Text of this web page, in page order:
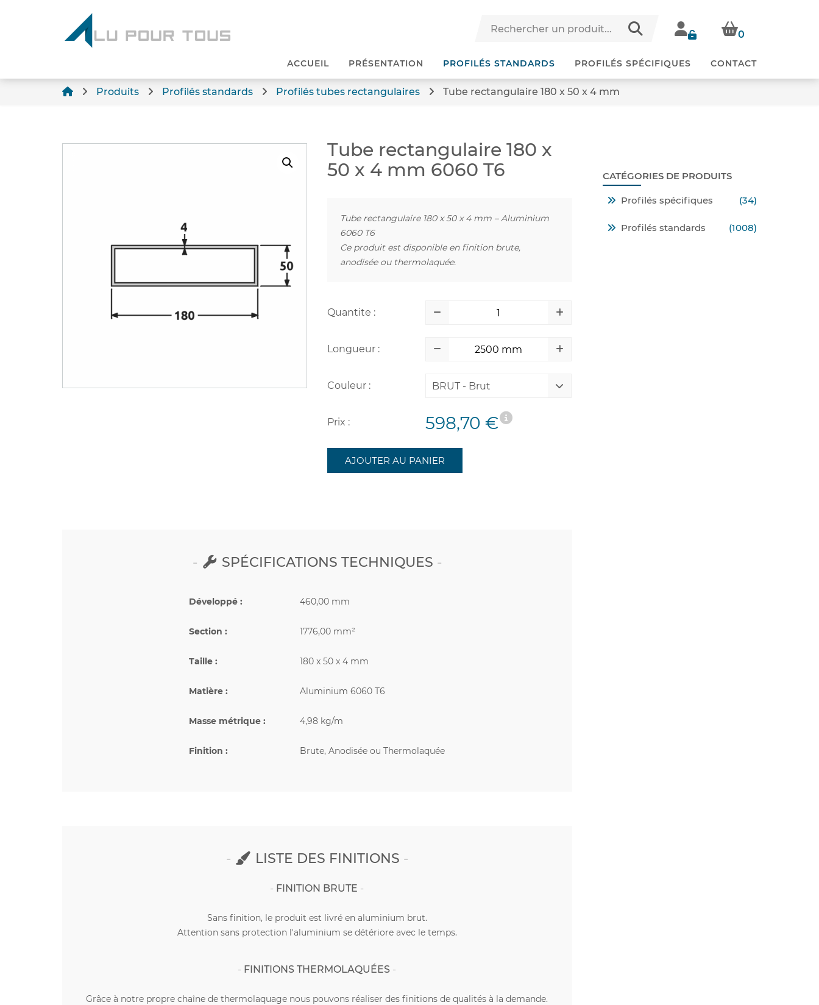
0
ACCUEIL PRÉSENTATION PROFILÉS STANDARDS PROFILÉS SPÉCIFIQUES CONTACT
Produits Profilés standards Profilés tubes rectangulaires Tube rectangulaire 180 x 50 x 4 mm
Tube rectangulaire 180 x
50 x 4 mm 6060 T6
Tube rectangulaire 180 x 50 x 4 mm – Aluminium
6060 T6
Ce produit est disponible en finition brute,
anodisée ou thermolaquée.
Quantite :
Longueur :
Couleur : BRUT - Brut
Prix : 598,70 €
AJOUTER AU PANIER
SPÉCIFICATIONS TECHNIQUES
Développé : 460,00 mm
Section : 1776,00 mm²
Taille : 180 x 50 x 4 mm
Matière : Aluminium 6060 T6
Masse métrique : 4,98 kg/m
Finition : Brute, Anodisée ou Thermolaquée
LISTE DES FINITIONS
FINITION BRUTE
Sans finition, le produit est livré en aluminium brut.
Attention sans protection l'aluminium se détériore avec le temps.
FINITIONS THERMOLAQUÉES
Grâce à notre propre chaîne de thermolaquage nous pouvons réaliser des finitions de qualités à la demande.
CATÉGORIES DE PRODUITS
Profilés spécifiques (34)
Profilés standards (1008)